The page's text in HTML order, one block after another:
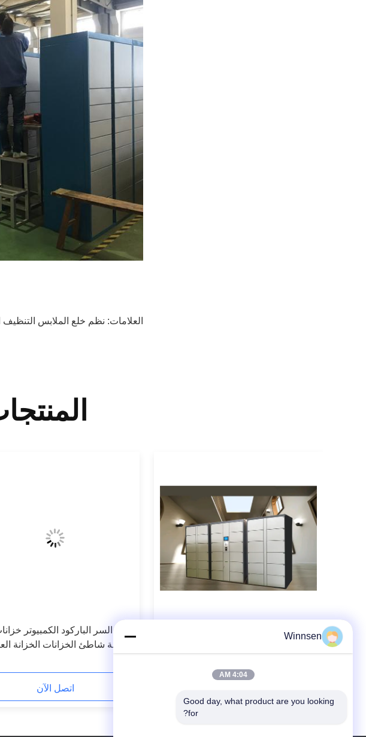
العلامات: نظم خلع الملابس التنظيف
36 أبواب خزائن أمتعة للتخزين التلقائي
كلمة السر الباركود الكمبيوتر
الأمتعة شاطئ الخزانات الخزانة
اتصل الآن
Winnsen
4:04 AM
Good day, what product are you looking
for?